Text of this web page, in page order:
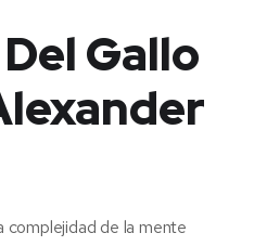
Gallo
complejidad de la mente